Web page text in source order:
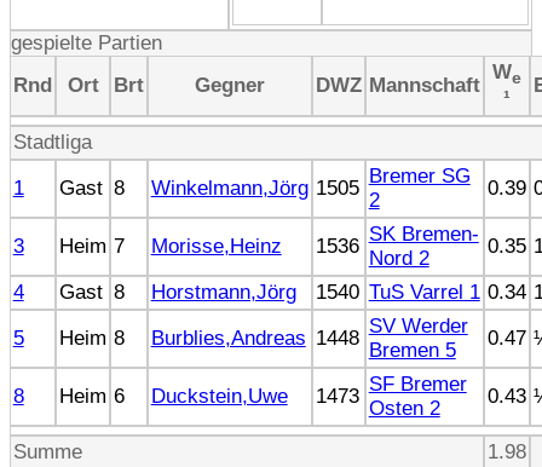
gespielte Partien
Rnd
Ort Brt Gegner DWZ Mannschaft
We
¹
Stadtliga
1
Gast 8 Winkelmann,Jörg 1505
Bremer SG
2
0.39
3 Heim 7 Morisse,Heinz 1536
SK Bremen-
Nord 2
0.35
4
Gast 8 Horstmann,Jörg 1540 TuS Varrel 1 0.34
5
Heim 8 Burblies,Andreas 1448
SV Werder
Bremen 5
0.47
8 Heim 6 Duckstein,Uwe 1473
SF Bremer
Osten 2
0.43
Summe
1.98